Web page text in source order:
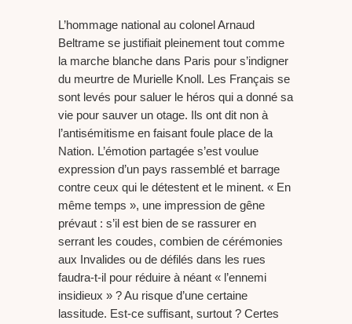
L’hommage national au colonel Arnaud
Beltrame se justifiait pleinement tout comme
la marche blanche dans Paris pour s’indigner
du meurtre de Murielle Knoll. Les Français se
sont levés pour saluer le héros qui a donné sa
vie pour sauver un otage. Ils ont dit non à
l’antisémitisme en faisant foule place de la
Nation. L’émotion partagée s’est voulue
expression d’un pays rassemblé et barrage
contre ceux qui le détestent et le minent. « En
même temps », une impression de gêne
prévaut : s’il est bien de se rassurer en
serrant les coudes, combien de cérémonies
aux Invalides ou de défilés dans les rues
faudra-t-il pour réduire à néant « l’ennemi
insidieux » ? Au risque d’une certaine
lassitude. Est-ce suffisant, surtout ? Certes